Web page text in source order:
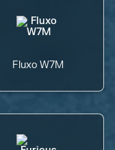
Fluxo W7M